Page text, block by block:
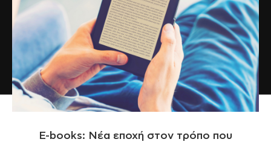
E-books: Νέα εποχή στον τρόπο που